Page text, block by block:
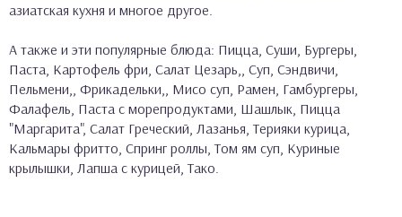
азиатская кухня и многое другое.
А также и эти популярные блюда: Пицца, Суши, Бургеры,
Паста, Картофель фри, Салат Цезарь,, Суп, Сэндвичи,
Пельмени,, Фрикадельки,, Мисо суп, Рамен, Гамбургеры,
Фалафель, Паста с морепродуктами, Шашлык, Пицца
"Маргарита", Салат Греческий, Лазанья, Терияки курица,
Кальмары фритто, Спринг роллы, Том ям суп, Куриные
крылышки, Лапша с курицей, Тако.